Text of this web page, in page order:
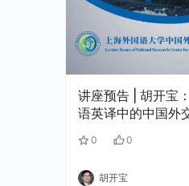
讲座预告 | 胡开宝
语英译中的中国外
0 0
胡开宝